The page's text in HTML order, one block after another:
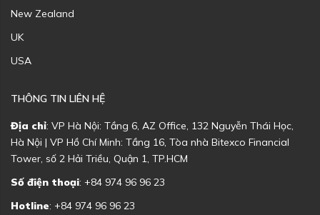
New Zealand
UK
USA
THÔNG TIN LIÊN HỆ
Địa chỉ: VP Hà Nội: Tầng 6, AZ Office, 132 Nguyễn Thái Học,
Hà Nội | VP Hồ Chí Minh: Tầng 16, Tòa nhà Bitexco Financial
Tower, số 2 Hải Triều, Quận 1, TP.HCM
Số điện thoại: +84 974 96 96 23
Hotline: +84 974 96 96 23